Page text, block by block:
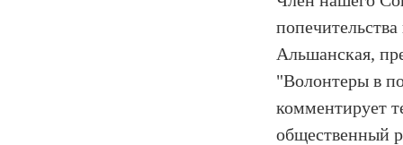
Альшанская,
"Волонтеры в
комментирует
общественный